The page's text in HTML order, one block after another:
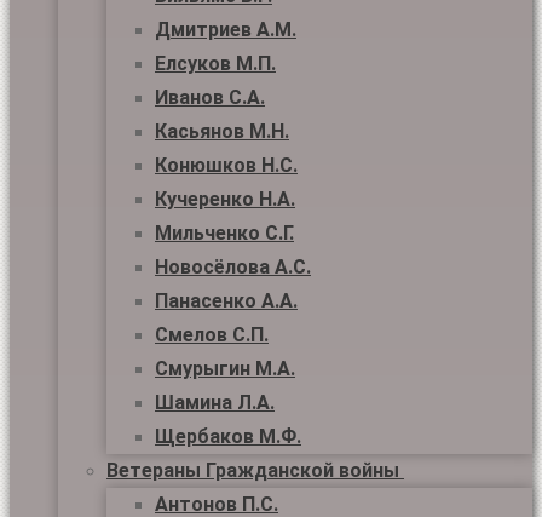
Дмитриев А.М.
Елсуков М.П.
Иванов С.А.
Касьянов М.Н.
Конюшков Н.С.
Кучеренко Н.А.
Мильченко С.Г.
Новосёлова А.С.
Панасенко А.А.
Смелов С.П.
Смурыгин М.А.
Шамина Л.А.
Щербаков М.Ф.
Ветераны Гражданской войны
Антонов П.С.